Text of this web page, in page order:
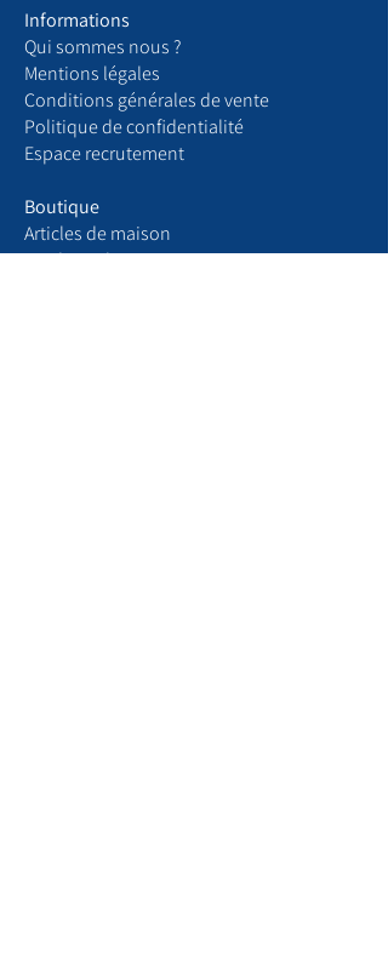
Informations
Qui sommes nous ?
​Mentions légales
Conditions générales de vente
Politique de confidentialité
Espace recrutement
Boutique
Articles de maison
Produits chats